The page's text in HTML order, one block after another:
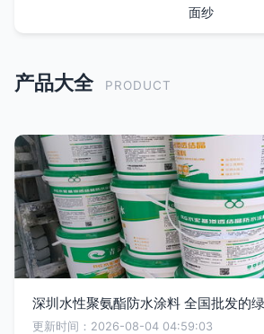
面纱
产品大全 PRODUCT
深圳水性聚氨酯防水涂料 全国批发的
更新时间：2026-08-04 04:59:03